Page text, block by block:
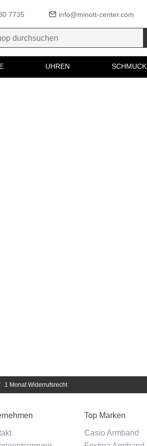
7735 info@minott-center.com
UHREN SCHMUCK
1 Monat Widerrufsrecht
Top Marken
Casio Armband